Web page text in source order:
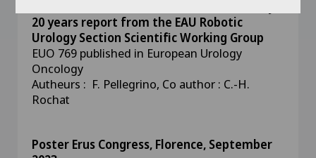
20 years report from the EAU Robotic
Urology Section Scientific Working Group
EUO 769 published in European Urology
Oncology
Autheurs : F. Pellegrino, Co author : C.-H.
Rochat
Poster Erus Congress, Florence, September